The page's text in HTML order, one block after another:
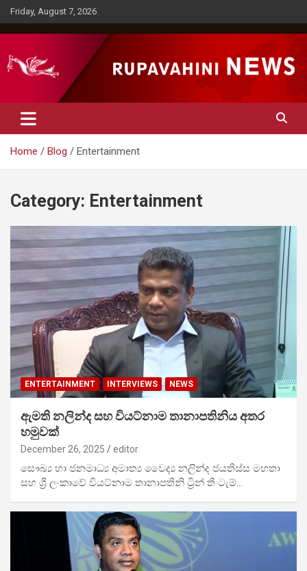
Skip
to
content
Friday, August 7, 2026
Rupavahini News
Home Blog Entertainment
Category: Entertainment
ENTERTAINMENT INTERVIEWS NEWS
ඇමති නලින්ද සහ වියට්නාම තානාපතිනිය අතර
හමුවක්
December 26, 2025 editor
සෞඛ්‍ය හා ජනමාධ්‍ය අමාත්‍ය වෛද්‍ය නලින්ද ජයතිස්ස මහතා
සහ ශ්‍රී ලංකාවේ වියට්නාම තානාපතිනි ට්‍රින් තී ටැම්…